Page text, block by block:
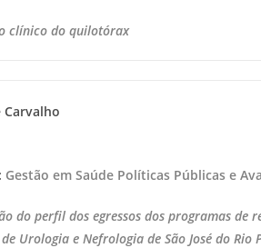
clínico do quilotórax
Carvalho
Gestão em Saúde Políticas Públicas e
do perfil dos egressos dos programas
Urologia e Nefrologia de São José do Rio